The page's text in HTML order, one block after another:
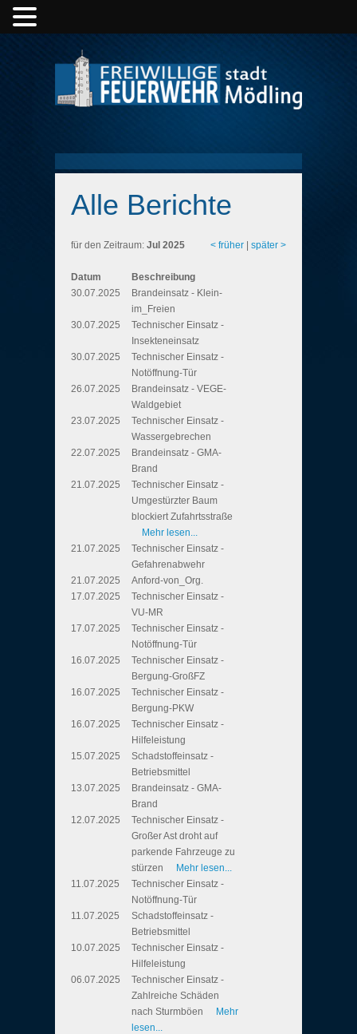
Alle Berichte
< früher später >
für den Zeitraum: Jul 2025
Datum
Beschreibung
30.07.2025
Brandeinsatz - Klein-
im_Freien
30.07.2025
Technischer Einsatz -
Insekteneinsatz
30.07.2025
Technischer Einsatz -
Notöffnung-Tür
26.07.2025
Brandeinsatz - VEGE-
Waldgebiet
23.07.2025
Technischer Einsatz -
Wassergebrechen
22.07.2025
Brandeinsatz - GMA-
Brand
21.07.2025
Technischer Einsatz -
Umgestürzter Baum
blockiert Zufahrtsstraße
Mehr lesen...
21.07.2025
Technischer Einsatz -
Gefahrenabwehr
21.07.2025
Anford-von_Org.
17.07.2025
Technischer Einsatz -
VU-MR
17.07.2025
Technischer Einsatz -
Notöffnung-Tür
16.07.2025
Technischer Einsatz -
Bergung-GroßFZ
16.07.2025
Technischer Einsatz -
Bergung-PKW
16.07.2025
Technischer Einsatz -
Hilfeleistung
15.07.2025
Schadstoffeinsatz -
Betriebsmittel
13.07.2025
Brandeinsatz - GMA-
Brand
12.07.2025
Technischer Einsatz -
Großer Ast droht auf
parkende Fahrzeuge zu
stürzen
Mehr lesen...
11.07.2025
Technischer Einsatz -
Notöffnung-Tür
11.07.2025
Schadstoffeinsatz -
Betriebsmittel
10.07.2025
Technischer Einsatz -
Hilfeleistung
06.07.2025
Technischer Einsatz -
Zahlreiche Schäden
nach Sturmböen
Mehr
lesen...